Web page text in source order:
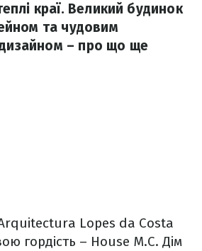
краї. Великий будинок
та чудовим
– про що ще
Lopes da Costa
гордість – House M.C. Дім